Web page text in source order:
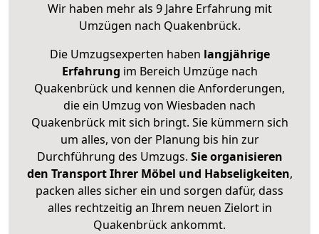
Wir haben mehr als 9 Jahre Erfahrung mit
Umzügen nach Quakenbrück.
Die Umzugsexperten haben langjährige
Erfahrung im Bereich Umzüge nach
Quakenbrück und kennen die Anforderungen,
die ein Umzug von Wiesbaden nach
Quakenbrück mit sich bringt. Sie kümmern sich
um alles, von der Planung bis hin zur
Durchführung des Umzugs. Sie organisieren
den Transport Ihrer Möbel und Habseligkeiten,
packen alles sicher ein und sorgen dafür, dass
alles rechtzeitig an Ihrem neuen Zielort in
Quakenbrück ankommt.